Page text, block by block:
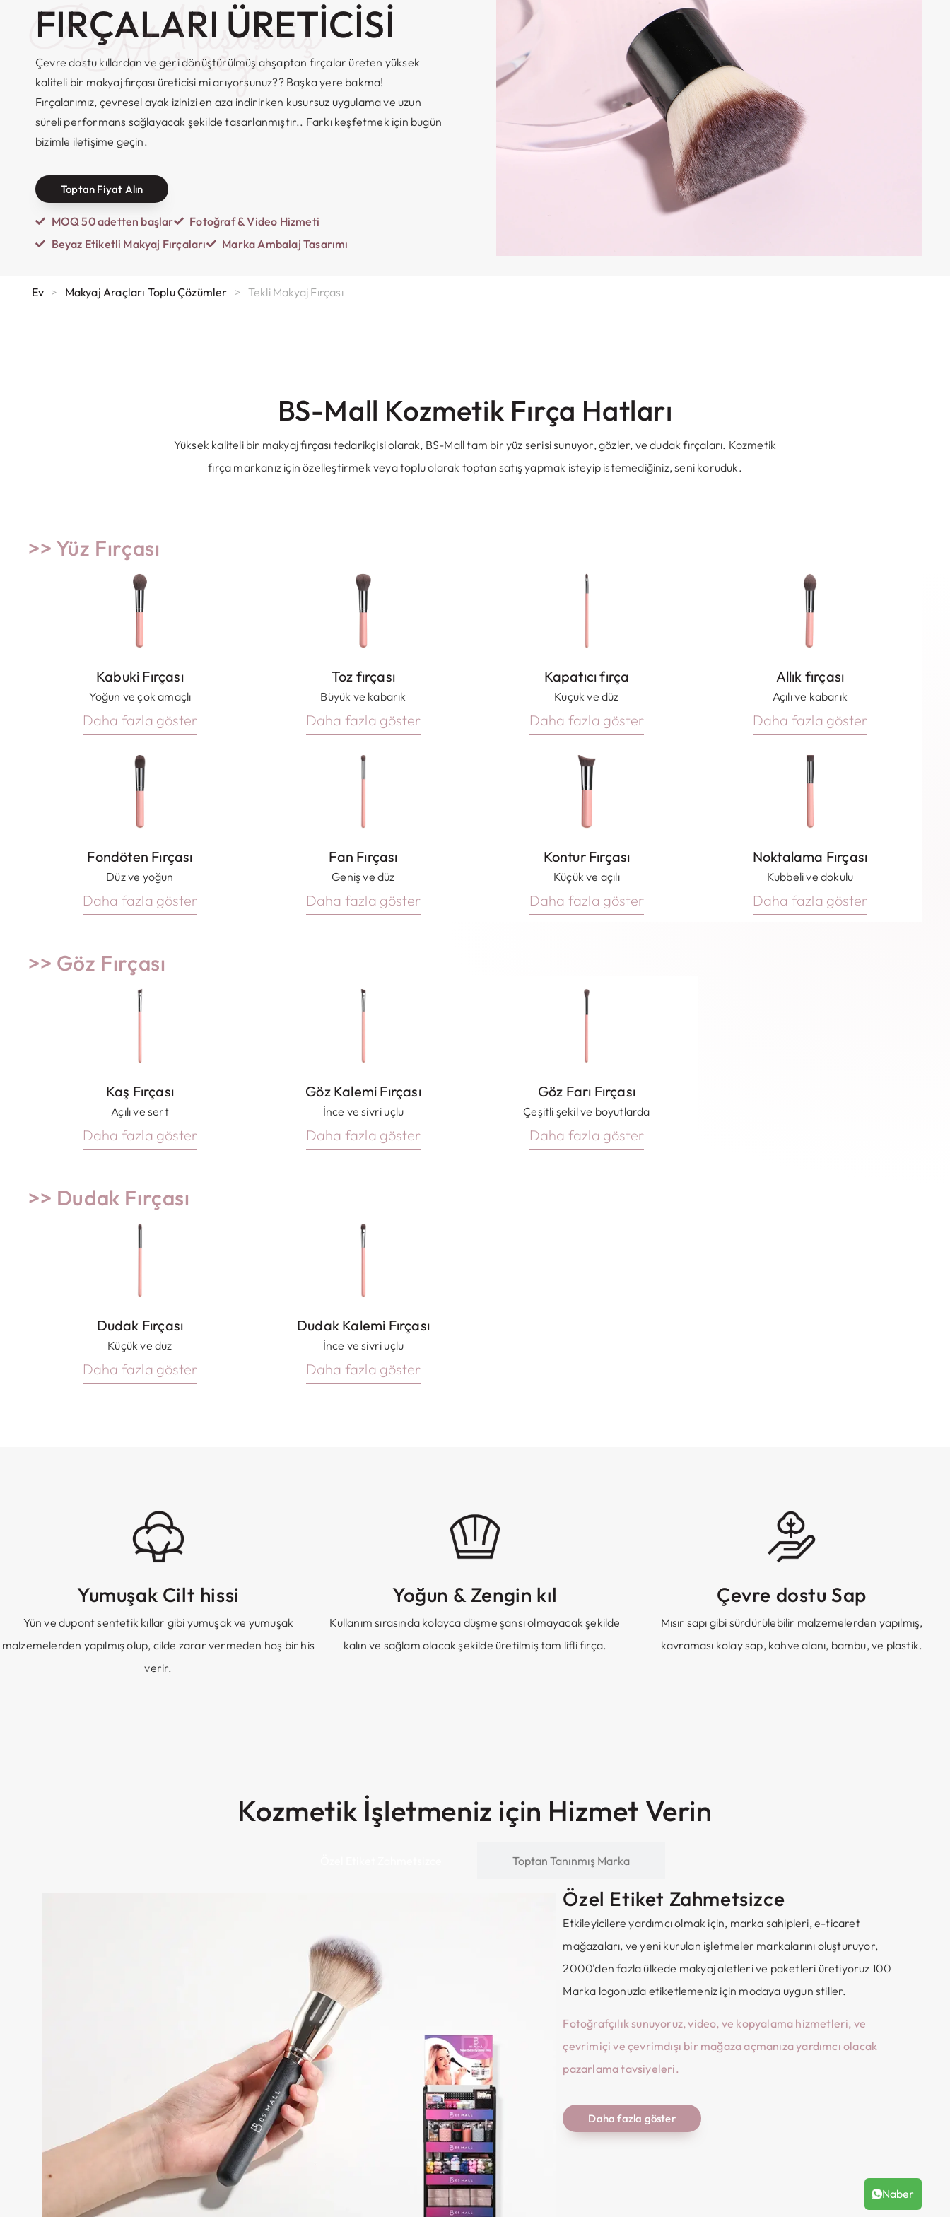
FIRÇALARI ÜRETICISI
Bs Alışveriş
Merkezi
Çevre dostu kıllardan ve geri dönüştürülmüş ahşaptan fırçalar üreten yüksek
kaliteli bir makyaj fırçası üreticisi mi arıyorsunuz?? Başka yere bakma!
Fırçalarımız, çevresel ayak izinizi en aza indirirken kusursuz uygulama ve uzun
süreli performans sağlayacak şekilde tasarlanmıştır.. Farkı keşfetmek için bugün
bizimle iletişime geçin.
Toptan Fiyat Alın
MOQ 50 adetten başlar
Fotoğraf & Video Hizmeti
Beyaz Etiketli Makyaj Fırçaları
Marka Ambalaj Tasarımı
Ev > Makyaj Araçları Toplu Çözümler > Tekli Makyaj Fırçası
BS-Mall Kozmetik Fırça Hatları
Yüksek kaliteli bir makyaj fırçası tedarikçisi olarak, BS-Mall tam bir yüz serisi sunuyor, gözler, ve dudak fırçaları. Kozmetik
fırça markanız için özelleştirmek veya toplu olarak toptan satış yapmak isteyip istemediğiniz, seni koruduk.
>> Yüz Fırçası
Kabuki Fırçası
Yoğun ve çok amaçlı
Daha fazla göster
Toz fırçası
Büyük ve kabarık
Daha fazla göster
Kapatıcı fırça
Küçük ve düz
Daha fazla göster
Allık fırçası
Açılı ve kabarık
Daha fazla göster
Fondöten Fırçası
Düz ve yoğun
Daha fazla göster
Fan Fırçası
Geniş ve düz
Daha fazla göster
Kontur Fırçası
Küçük ve açılı
Daha fazla göster
Noktalama Fırçası
Kubbeli ve dokulu
Daha fazla göster
>> Göz Fırçası
Kaş Fırçası
Açılı ve sert
Daha fazla göster
Göz Kalemi Fırçası
İnce ve sivri uçlu
Daha fazla göster
Göz Farı Fırçası
Çeşitli şekil ve boyutlarda
Daha fazla göster
>> Dudak Fırçası
Dudak Fırçası
Küçük ve düz
Daha fazla göster
Dudak Kalemi Fırçası
İnce ve sivri uçlu
Daha fazla göster
Yumuşak Cilt hissi
Yün ve dupont sentetik kıllar gibi yumuşak ve yumuşak
malzemelerden yapılmış olup, cilde zarar vermeden hoş bir his
verir.
Yoğun & Zengin kıl
Kullanım sırasında kolayca düşme şansı olmayacak şekilde
kalın ve sağlam olacak şekilde üretilmiş tam lifli fırça.
Çevre dostu Sap
Mısır sapı gibi sürdürülebilir malzemelerden yapılmış,
kavraması kolay sap, kahve alanı, bambu, ve plastik.
Kozmetik İşletmeniz için Hizmet Verin
Toptan Tanınmış Marka
Özel Etiket Zahmetsizce
Etkileyicilere yardımcı olmak için, marka sahipleri, e-ticaret
mağazaları, ve yeni kurulan işletmeler markalarını oluşturuyor,
2000'den fazla ülkede makyaj aletleri ve paketleri üretiyoruz 100
Marka logonuzla etiketlemeniz için modaya uygun stiller.
Fotoğrafçılık sunuyoruz, video, ve kopyalama hizmetleri, ve
çevrimiçi ve çevrimdışı bir mağaza açmanıza yardımcı olacak
pazarlama tavsiyeleri.
Daha fazla göster
Naber